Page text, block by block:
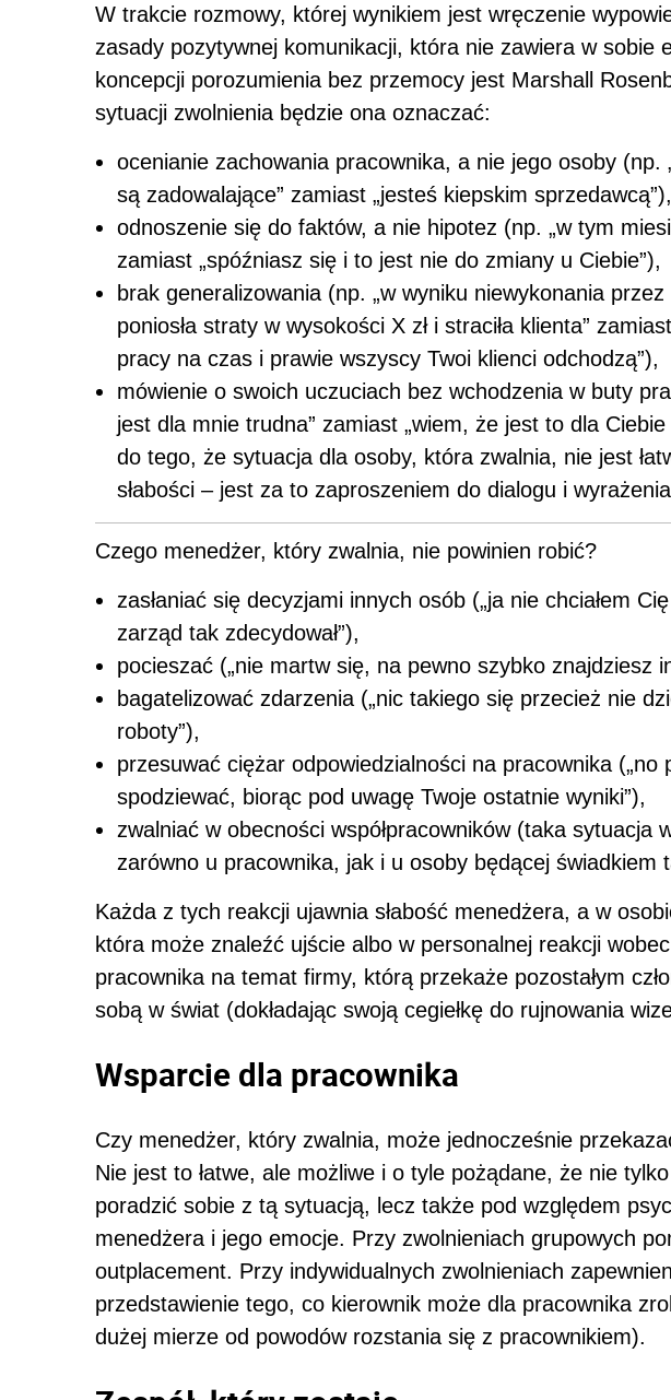
W trakcie rozmowy, której wynikiem jest wręczenie
zasady pozytywnej komunikacji, która nie zawiera w sobie
koncepcji porozumienia bez przemocy jest Marshall
sytuacji zwolnienia będzie ona oznaczać:
ocenianie zachowania pracownika, a nie jego osoby (np.
są zadowalające” zamiast „jesteś kiepskim sprzedawcą”),
odnoszenie się do faktów, a nie hipotez (np. „w tym
zamiast „spóźniasz się i to jest nie do zmiany u Ciebie”),
brak generalizowania (np. „w wyniku niewykonania
poniosła straty w wysokości X zł i straciła klienta”
pracy na czas i prawie wszyscy Twoi klienci odchodzą”),
mówienie o swoich uczuciach bez wchodzenia w buty
jest dla mnie trudna” zamiast „wiem, że jest to dla
do tego, że sytuacja dla osoby, która zwalnia, nie jest
słabości – jest za to zaproszeniem do dialogu i
Czego menedżer, który zwalnia, nie powinien robić?
zasłaniać się decyzjami innych osób („ja nie chciałem
zarząd tak zdecydował”),
pocieszać („nie martw się, na pewno szybko znajdziesz
bagatelizować zdarzenia („nic takiego się przecież nie
roboty”),
przesuwać ciężar odpowiedzialności na pracownika („no
spodziewać, biorąc pod uwagę Twoje ostatnie wyniki”),
zwalniać w obecności współpracowników (taka sytuacja
zarówno u pracownika, jak i u osoby będącej świadkiem
Każda z tych reakcji ujawnia słabość menedżera, a w
która może znaleźć ujście albo w personalnej reakcji
pracownika na temat firmy, którą przekaże pozostałym
sobą w świat (dokładając swoją cegiełkę do rujnowania
Wsparcie dla pracownika
Czy menedżer, który zwalnia, może jednocześnie
Nie jest to łatwe, ale możliwe i o tyle pożądane, że nie
poradzić sobie z tą sytuacją, lecz także pod względem
menedżera i jego emocje. Przy zwolnieniach grupowych
outplacement. Przy indywidualnych zwolnieniach
przedstawienie tego, co kierownik może dla pracownika
dużej mierze od powodów rozstania się z pracownikiem).